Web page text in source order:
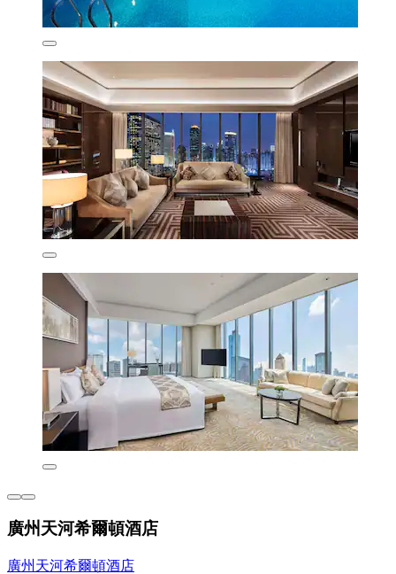
廣州天河希爾頓酒店
廣州天河希爾頓酒店